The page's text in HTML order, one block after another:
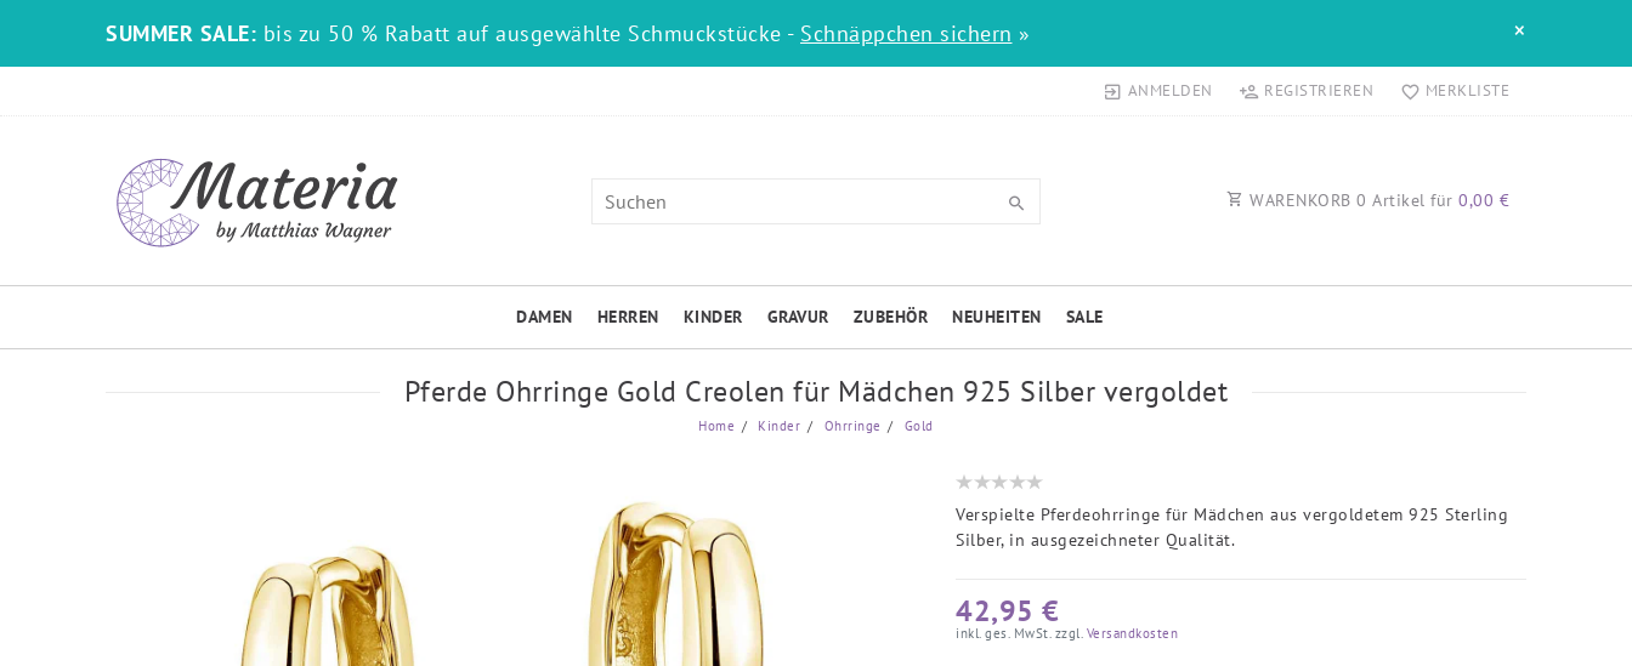
SUMMER SALE: bis zu 50 % Rabatt auf ausgewählte Schmuckstücke - Schnäppchen sichern » ×
ANMELDEN REGISTRIEREN MERKLISTE
WARENKORB 0 Artikel für 0,00 €
DAMEN HERREN KINDER GRAVUR ZUBEHÖR NEUHEITEN SALE
Pferde Ohrringe Gold Creolen für Mädchen 925 Silber vergoldet
Home Kinder Ohrringe Gold
Verspielte Pferdeohrringe für Mädchen aus vergoldetem 925 Sterling
Silber, in ausgezeichneter Qualität.
42,95 €
inkl. ges. MwSt. zzgl.Versandkosten